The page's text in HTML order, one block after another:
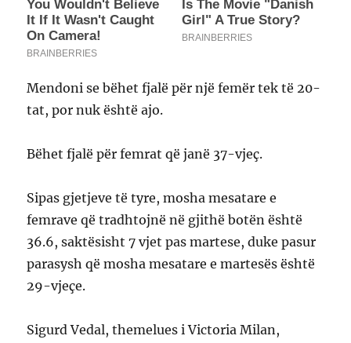
Mendoni se bëhet fjalë për një femër tek të 20-
tat, por nuk është ajo.
Bëhet fjalë për femrat që janë 37-vjeç.
Sipas gjetjeve të tyre, mosha mesatare e
femrave që tradhtojnë në gjithë botën është
36.6, saktësisht 7 vjet pas martese, duke pasur
parasysh që mosha mesatare e martesës është
29-vjeçe.
Sigurd Vedal, themelues i Victoria Milan,